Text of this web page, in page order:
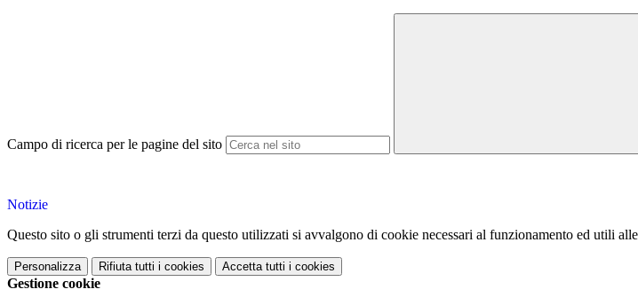
Campo di ricerca per le pagine del sito
Notizie
Questo sito o gli strumenti terzi da questo utilizzati si avvalgono di cookie necessari al funzionamento ed utili
Personalizza Rifiuta tutti i cookies Accetta tutti i cookies
Gestione cookie